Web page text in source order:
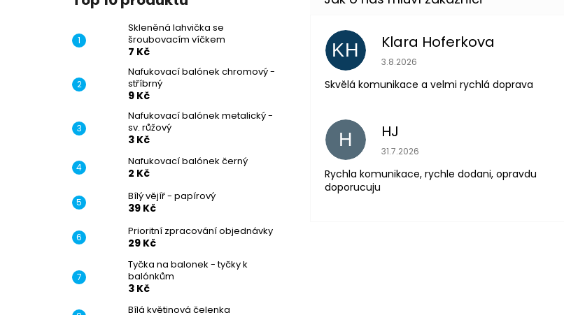
Skleněná lahvička se
šroubovacím víčkem
7 Kč
Nafukovací balónek chromový -
stříbrný
9 Kč
Nafukovací balónek metalický -
sv. růžový
3 Kč
Nafukovací balónek černý
2 Kč
Bílý vějíř - papírový
39 Kč
Prioritní zpracování objednávky
29 Kč
Tyčka na balonek - tyčky k
balónkům
3 Kč
Bílá květinová čelenka
KH Klara Hoferkova
Hodnocení obchodu je 5 z 5 hvězdiček.
3.8.2026
Skvělá komunikace a velmi rychlá doprava
H HJ
Hodnocení obchodu je 5 z 5 hvězdiček.
31.7.2026
Rychla komunikace, rychle dodani, opravdu
doporucuju